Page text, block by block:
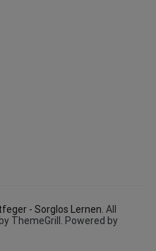
- Sorglos Lernen . All
by ThemeGrill. Powered by